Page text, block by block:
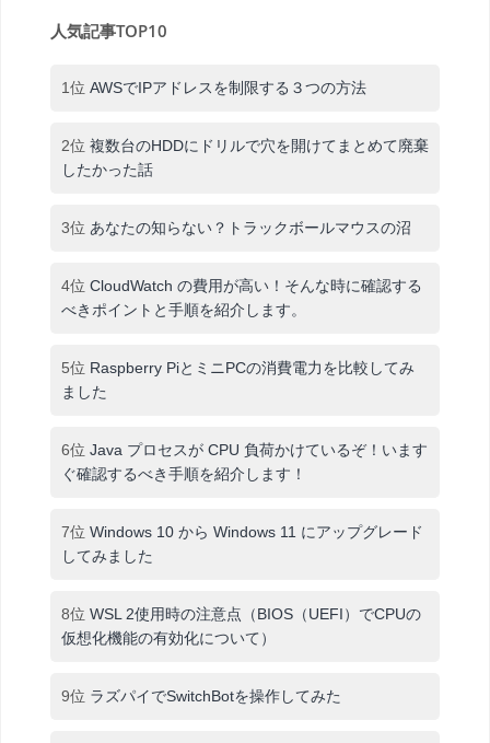
人気記事TOP10
1位 AWSでIPアドレスを制限する３つの方法
2位 複数台のHDDにドリルで穴を開けてまとめて廃棄
したかった話
3位 あなたの知らない？トラックボールマウスの沼
4位 CloudWatch の費用が高い！そんな時に確認する
べきポイントと手順を紹介します。
5位 Raspberry PiとミニPCの消費電力を比較してみ
ました
6位 Java プロセスが CPU 負荷かけているぞ！います
ぐ確認するべき手順を紹介します！
7位 Windows 10 から Windows 11 にアップグレード
してみました
8位 WSL 2使用時の注意点（BIOS（UEFI）でCPUの
仮想化機能の有効化について）
9位 ラズパイでSwitchBotを操作してみた